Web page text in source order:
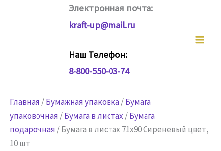
Электронная почта:
kraft-up@mail.ru
Наш Телефон:
8-800-550-03-74
Главная /Бумажная упаковка/Бумага
упаковочная /Бумага в листах /Бумага
подарочная / Бумага в листах 71х90 Сиреневый цвет,
10 шт